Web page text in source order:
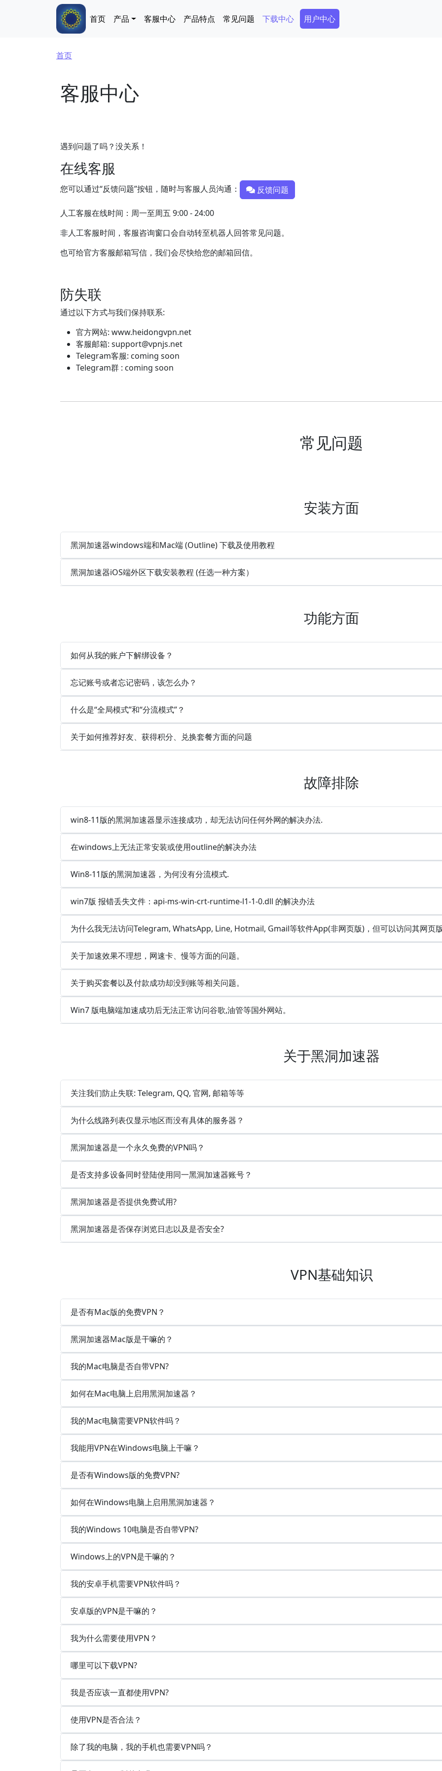
Main navigation
首页 产品 客服中心 产品特点 常见问题 下载中心 Secondary Menu
用户中心
面包屑
首页
客服中心
遇到问题了吗？没关系！
在线客服
您可以通过“反馈问题”按钮，随时与客服人员沟通： 反馈问题
人工客服在线时间：周一至周五 9:00 - 24:00
非人工客服时间，客服咨询窗口会自动转至机器人回答常见问题。
也可给官方客服邮箱写信，我们会尽快给您的邮箱回信。
防失联
通过以下方式与我们保持联系:
官方网站: www.heidongvpn.net
客服邮箱: support@vpnjs.net
Telegram客服: coming soon
Telegram群 : coming soon
常见问题
安装方面
黑洞加速器windows端和Mac端 (Outline) 下载及使用教程
黑洞加速器iOS端外区下载安装教程 (任选一种方案）
功能方面
如何从我的账户下解绑设备？
忘记账号或者忘记密码，该怎么办？
什么是“全局模式”和“分流模式”？
关于如何推荐好友、获得积分、兑换套餐方面的问题
故障排除
win8-11版的黑洞加速器显示连接成功，却无法访问任何外网的解决办法.
在windows上无法正常安装或使用outline的解决办法
Win8-11版的黑洞加速器，为何没有分流模式.
win7版 报错丢失文件：api-ms-win-crt-runtime-l1-1-0.dll 的解决办法
为什么我无法访问Telegram, WhatsApp, Line, Hotmail, Gmail等软件App(非网页版)，但可以访问其网页
关于加速效果不理想，网速卡、慢等方面的问题。
关于购买套餐以及付款成功却没到账等相关问题。
Win7 版电脑端加速成功后无法正常访问谷歌,油管等国外网站。
关于黑洞加速器
关注我们防止失联: Telegram, QQ, 官网, 邮箱等等
为什么线路列表仅显示地区而没有具体的服务器？
黑洞加速器是一个永久免费的VPN吗？
是否支持多设备同时登陆使用同一黑洞加速器账号？
黑洞加速器是否提供免费试用?
黑洞加速器是否保存浏览日志以及是否安全?
VPN基础知识
是否有Mac版的免费VPN？
黑洞加速器Mac版是干嘛的？
我的Mac电脑是否自带VPN?
如何在Mac电脑上启用黑洞加速器？
我的Mac电脑需要VPN软件吗？
我能用VPN在Windows电脑上干嘛？
是否有Windows版的免费VPN?
如何在Windows电脑上启用黑洞加速器？
我的Windows 10电脑是否自带VPN?
Windows上的VPN是干嘛的？
我的安卓手机需要VPN软件吗？
安卓版的VPN是干嘛的？
我为什么需要使用VPN？
哪里可以下载VPN?
我是否应该一直都使用VPN?
使用VPN是否合法？
除了我的电脑，我的手机也需要VPN吗？